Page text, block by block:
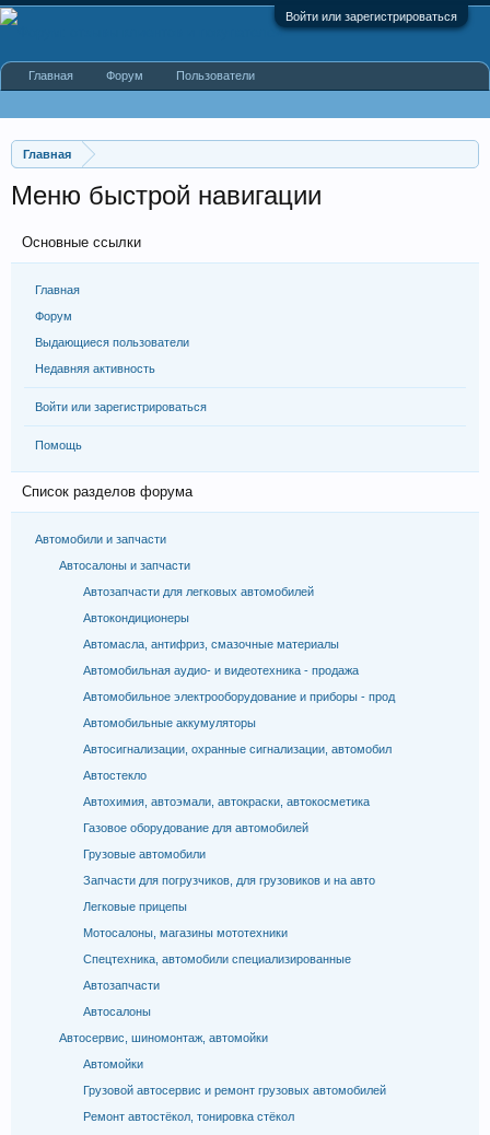
Войти или зарегистрироваться
Главная
Меню быстрой навигации
Основные ссылки
Главная
Форум
Выдающиеся пользователи
Недавняя активность
Войти или зарегистрироваться
Помощь
Список разделов форума
Автомобили и запчасти
Автосалоны и запчасти
Автозапчасти для легковых автомобилей
Автокондиционеры
Автомасла, антифриз, смазочные материалы
Автомобильная аудио- и видеотехника - продажа
Автомобильное электрооборудование и приборы - прод
Автомобильные аккумуляторы
Автосигнализации, охранные сигнализации, автомобил
Автостекло
Автохимия, автоэмали, автокраски, автокосметика
Газовое оборудование для автомобилей
Грузовые автомобили
Запчасти для погрузчиков, для грузовиков и на авто
Легковые прицепы
Мотосалоны, магазины мототехники
Спецтехника, автомобили специализированные
Автозапчасти
Автосалоны
Автосервис, шиномонтаж, автомойки
Автомойки
Грузовой автосервис и ремонт грузовых автомобилей
Ремонт автостёкол, тонировка стёкол
Главная Форум Пользователи